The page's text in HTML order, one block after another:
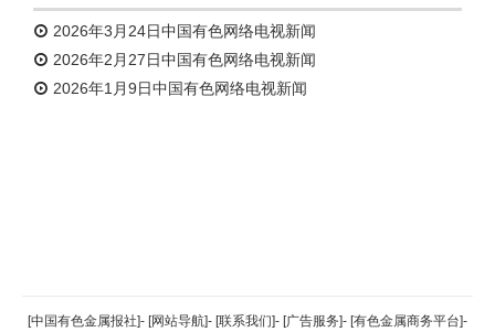
2026年3月24日中国有色网络电视新闻
2026年2月27日中国有色网络电视新闻
2026年1月9日中国有色网络电视新闻
返回顶部
[中国有色金属报社]- [网站导航]- [联系我们]- [广告服务]- [有色金属商务平台]-